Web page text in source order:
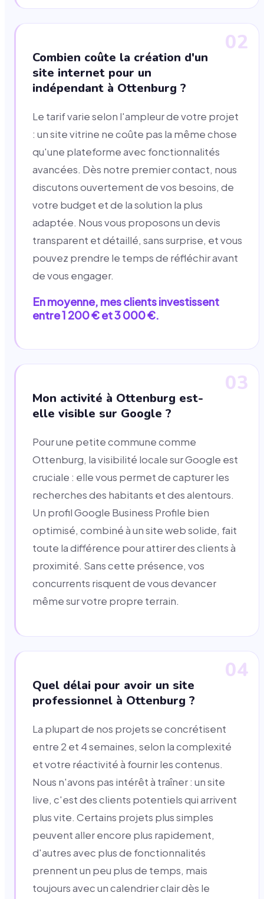
02
Combien coûte la création d'un
site internet pour un
indépendant à Ottenburg ?
Le tarif varie selon l'ampleur de votre projet
: un site vitrine ne coûte pas la même chose
qu'une plateforme avec fonctionnalités
avancées. Dès notre premier contact, nous
discutons ouvertement de vos besoins, de
votre budget et de la solution la plus
adaptée. Nous vous proposons un devis
transparent et détaillé, sans surprise, et vous
pouvez prendre le temps de réfléchir avant
de vous engager.
En moyenne, mes clients investissent
entre 1 200 € et 3 000 €.
03
Mon activité à Ottenburg est-
elle visible sur Google ?
Pour une petite commune comme
Ottenburg, la visibilité locale sur Google est
cruciale : elle vous permet de capturer les
recherches des habitants et des alentours.
Un profil Google Business Profile bien
optimisé, combiné à un site web solide, fait
toute la différence pour attirer des clients à
proximité. Sans cette présence, vos
concurrents risquent de vous devancer
même sur votre propre terrain.
04
Quel délai pour avoir un site
professionnel à Ottenburg ?
La plupart de nos projets se concrétisent
entre 2 et 4 semaines, selon la complexité
et votre réactivité à fournir les contenus.
Nous n'avons pas intérêt à traîner : un site
live, c'est des clients potentiels qui arrivent
plus vite. Certains projets plus simples
peuvent aller encore plus rapidement,
d'autres avec plus de fonctionnalités
prennent un peu plus de temps, mais
toujours avec un calendrier clair dès le